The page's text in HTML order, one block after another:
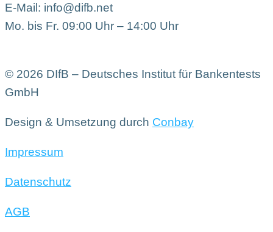
E-Mail: info@difb.net
Mo. bis Fr. 09:00 Uhr – 14:00 Uhr
© 2026 DIfB – Deutsches Institut für Bankentests
GmbH
Design & Umsetzung durch Conbay
Impressum
Datenschutz
AGB